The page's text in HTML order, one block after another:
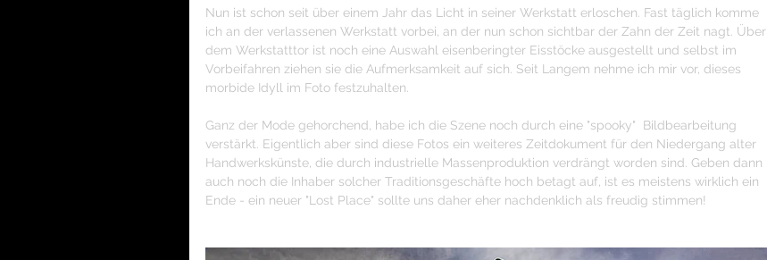
Nun ist schon seit über einem Jahr das Licht in seiner Werkstatt erloschen. Fast täglich komme
ich an der verlassenen Werkstatt vorbei, an der nun schon sichtbar der Zahn der Zeit nagt. Über
dem Werkstatttor ist noch eine Auswahl eisenberingter Eisstöcke ausgestellt und selbst im
Vorbeifahren ziehen sie die Aufmerksamkeit auf sich. Seit Langem nehme ich mir vor, dieses
morbide Idyll im Foto festzuhalten.
Ganz der Mode gehorchend, habe ich die Szene noch durch eine "spooky"  Bildbearbeitung
verstärkt. Eigentlich aber sind diese Fotos ein weiteres Zeitdokument für den Niedergang alter
Handwerkskünste, die durch industrielle Massenproduktion verdrängt worden sind. Geben dann
auch noch die Inhaber solcher Traditionsgeschäfte hoch betagt auf, ist es meistens wirklich ein
Ende - ein neuer "Lost Place" sollte uns daher eher nachdenklich als freudig stimmen!